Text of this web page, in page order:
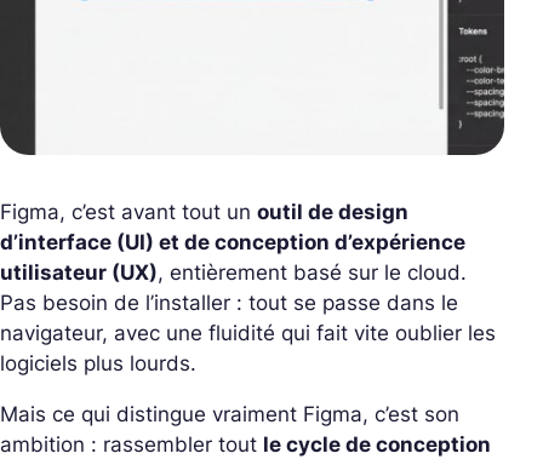
Figma, c’est avant tout un outil de design
d’interface (UI) et de conception d’expérience
utilisateur (UX), entièrement basé sur le cloud.
Pas besoin de l’installer : tout se passe dans le
navigateur, avec une fluidité qui fait vite oublier les
logiciels plus lourds.
Mais ce qui distingue vraiment Figma, c’est son
ambition : rassembler tout le cycle de conception